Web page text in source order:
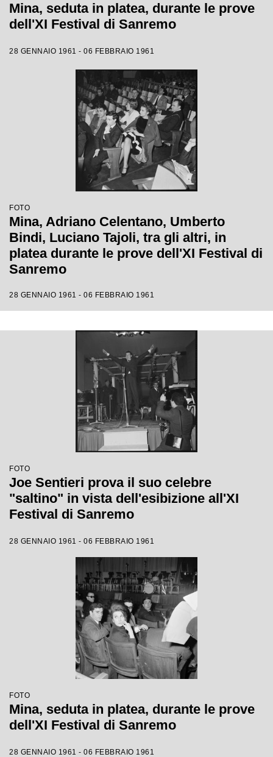
Mina, seduta in platea, durante le prove
dell'XI Festival di Sanremo
28 GENNAIO 1961 - 06 FEBBRAIO 1961
FOTO
Mina, Adriano Celentano, Umberto
Bindi, Luciano Tajoli, tra gli altri, in
platea durante le prove dell'XI Festival di
Sanremo
28 GENNAIO 1961 - 06 FEBBRAIO 1961
FOTO
Joe Sentieri prova il suo celebre
"saltino" in vista dell'esibizione all'XI
Festival di Sanremo
28 GENNAIO 1961 - 06 FEBBRAIO 1961
FOTO
Mina, seduta in platea, durante le prove
dell'XI Festival di Sanremo
28 GENNAIO 1961 - 06 FEBBRAIO 1961